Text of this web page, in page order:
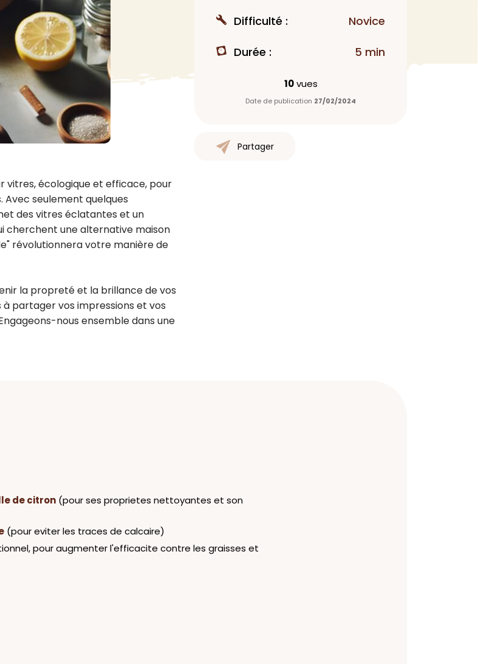
DIVERS
Spécial Covid
Automobile
Insecticide
Objet
Autre
> Voir tout
BAIN ET DOUCHE
Gel douche
Savon
Huile de bain
Pain moussant
Bombe de bain
> Voir tout
Spray corporel
MAQUILLAGE
Rouge à lèvres
Fond de teint
Anti-cerne
Yeux
Highlighter
écologique et efficace, pour
seulement quelques
des vitres éclatantes et un
cherchent une alternative maison
révolutionnera votre manière de
la propreté et la brillance de vos
partager vos impressions et vos
nous ensemble dans une
Difficulté : Novice
Durée : 5 min
10vues
Date de publication 27/02/2024
Partager
de citron (pour ses proprietes nettoyantes et son
(pour eviter les traces de calcaire)
pour augmenter l'efficacite contre les graisses et